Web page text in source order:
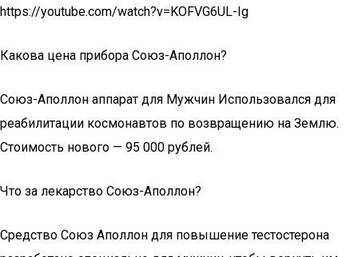
https://youtube.com/watch?v=KOFVG6UL-Ig
Какова цена прибора Союз-Аполлон?
Союз-Аполлон аппарат для Мужчин Использовался для
реабилитации космонавтов по возвращению на Землю.
Стоимость нового — 95 000 рублей.
Что за лекарство Союз-Аполлон?
Средство Союз Аполлон для повышение тестостерона